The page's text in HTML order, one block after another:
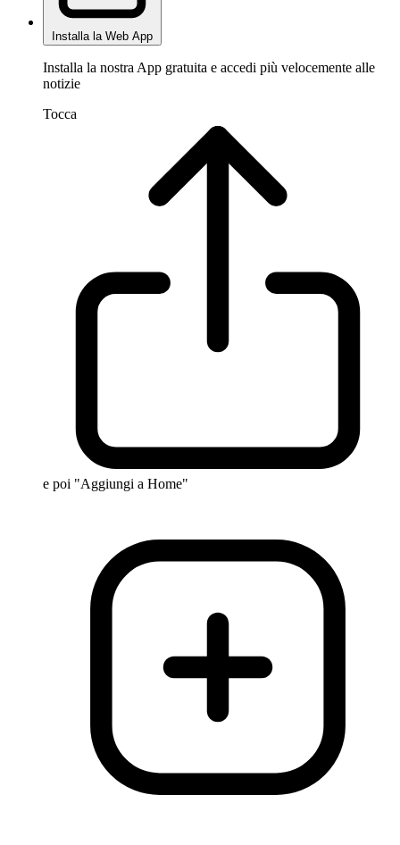
Installa la Web App
Installa la nostra App gratuita e accedi più velocemente alle
notizie
Tocca
e poi "Aggiungi a Home"